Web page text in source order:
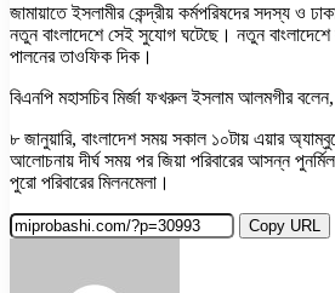
জামায়াতে ইসলামীর কেন্দ্রীয় কর্মপরিষদের সদস্য ও
নতুন বাংলাদেশে সেই সুযোগ ঘটেছে। নতুন
পালনের তাওফিক দিক।
বিএনপি মহাসচিব মির্জা ফখরুল ইসলাম আলমগীর
৮ জানুয়ারি, বাংলাদেশ সময় সকাল ১০টায় এয়ার
আলোচনায় দীর্ঘ সময় পর জিয়া পরিবারের আসন্ন
পুরো পরিবারের মিলনমেলা।
Copy URL